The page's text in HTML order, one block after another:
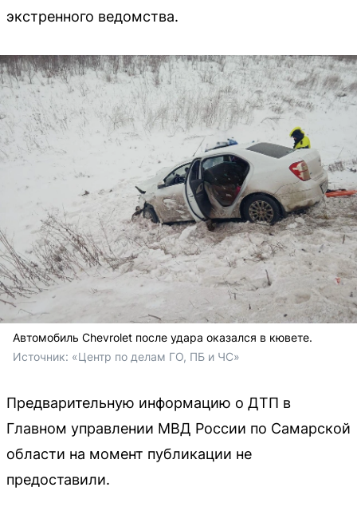
экстренного ведомства.
Автомобиль Chevrolet после удара оказался в кювете.
Источник: «Центр по делам ГО, ПБ и ЧС»
Предварительную информацию о ДТП в
Главном управлении МВД России по Самарской
области на момент публикации не
предоставили.